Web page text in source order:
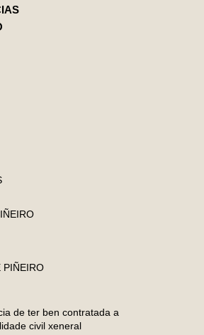
PIÑEIRO
de ter ben contratada a
civil xeneral